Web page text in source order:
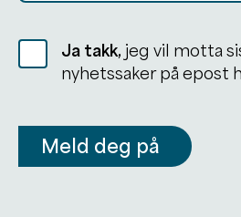
Ja takk, jeg vil motta
nyhetssaker på epost
Meld deg på